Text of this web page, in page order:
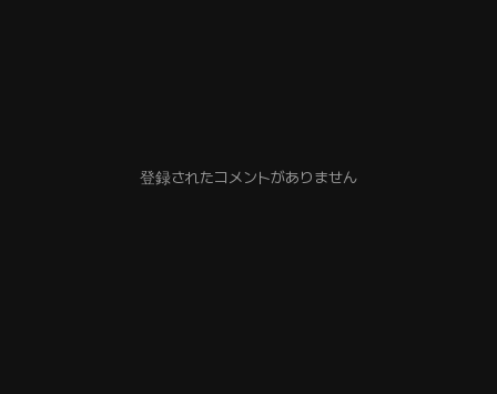
登録されたコメントがありません